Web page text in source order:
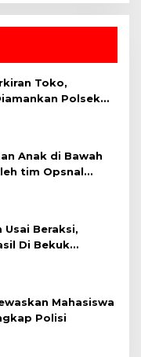
Toko,
Polsek
Anak di Bawah
tim Opsnal
Siak-Polda Riau
Usai Beraksi,
Di Bekuk
Mahasiswa
Polisi